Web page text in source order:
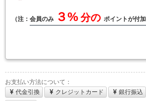
（注： 会員のみ ３% 分の ポイントが付
お支払い方法について：
代金引換
クレジットカード 銀行振込